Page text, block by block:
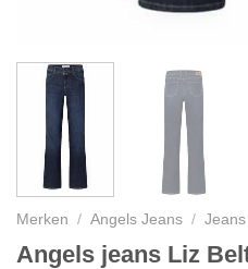
Merken / Angels Jeans / Jeans
Angels jeans Liz